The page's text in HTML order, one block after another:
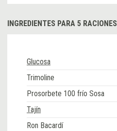
INGREDIENTES PARA 5 RACIONES
Glucosa
Trimoline
Prosorbete 100 frío Sosa
Tajín
Ron Bacardí